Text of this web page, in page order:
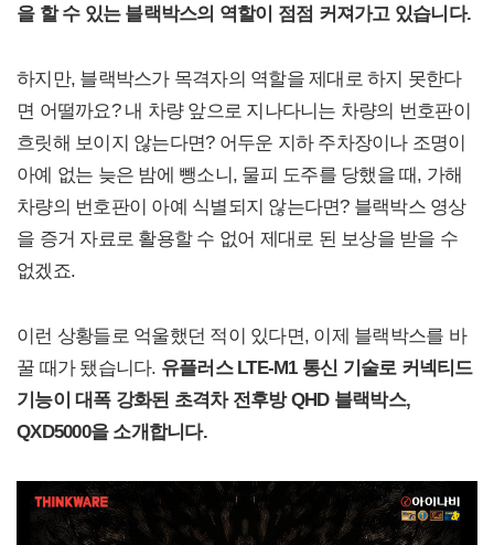
을 할 수 있는 블랙박스의 역할이 점점 커져가고 있습니다.
하지만, 블랙박스가 목격자의 역할을 제대로 하지 못한다
면 어떨까요? 내 차량 앞으로 지나다니는 차량의 번호판이
흐릿해 보이지 않는다면? 어두운 지하 주차장이나 조명이
아예 없는 늦은 밤에 뺑소니, 물피 도주를 당했을 때, 가해
차량의 번호판이 아예 식별되지 않는다면? 블랙박스 영상
을 증거 자료로 활용할 수 없어 제대로 된 보상을 받을 수
없겠죠.
이런 상황들로 억울했던 적이 있다면, 이제 블랙박스를 바
꿀 때가 됐습니다. 유플러스 LTE-M1 통신 기술로 커넥티드
기능이 대폭 강화된 초격차 전후방 QHD 블랙박스,
QXD5000을 소개합니다.